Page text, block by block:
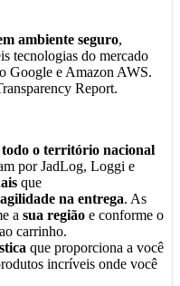
ambiente seguro,
tecnologias do mercado
Google e Amazon AWS.
Report.
todo o território nacional
por JadLog, Loggi e
que
na entrega. As
a sua região e conforme o
carrinho.
que proporciona a você
incríveis onde você